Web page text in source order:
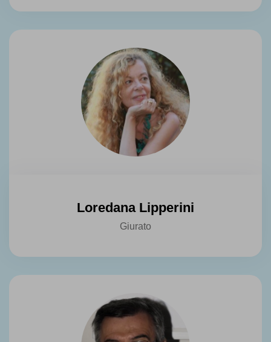
Loredana Lipperini
Giurato